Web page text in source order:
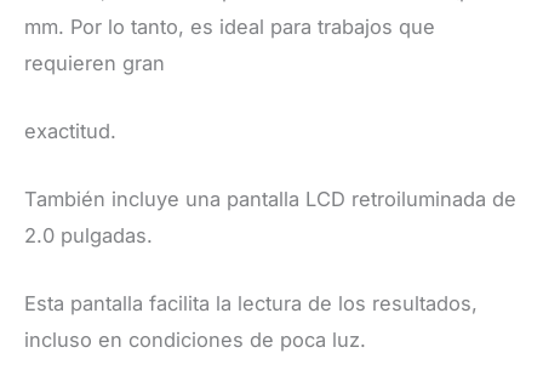
mm. Por lo tanto, es ideal para trabajos que
requieren gran
exactitud.
​También incluye una pantalla LCD retroiluminada de
2.0 pulgadas.
Esta pantalla facilita la lectura de los resultados,
incluso en condiciones de poca luz.